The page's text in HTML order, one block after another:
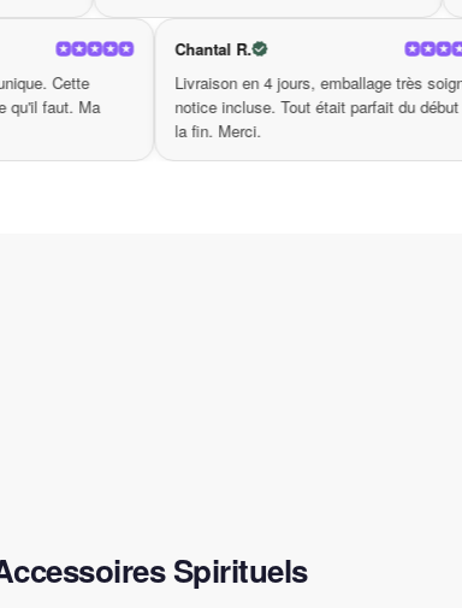
un cadeau unique. Cette
a exactement ce qu'il faut. Ma
était aux anges.
Livraison en 4
notice incluse.
Spirituels